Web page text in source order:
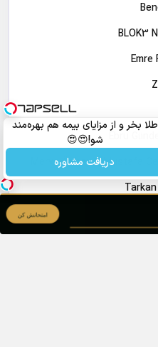
طلا بخر و از مزایای بیمه هم بهره‌مند
شو!😍😍
دریافت مشاوره